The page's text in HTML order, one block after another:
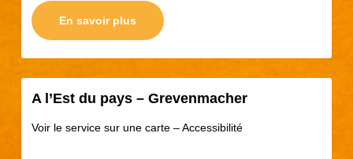
En savoir plus
A l’Est du pays – Grevenmacher
Voir le service sur une carte – Accessibilité